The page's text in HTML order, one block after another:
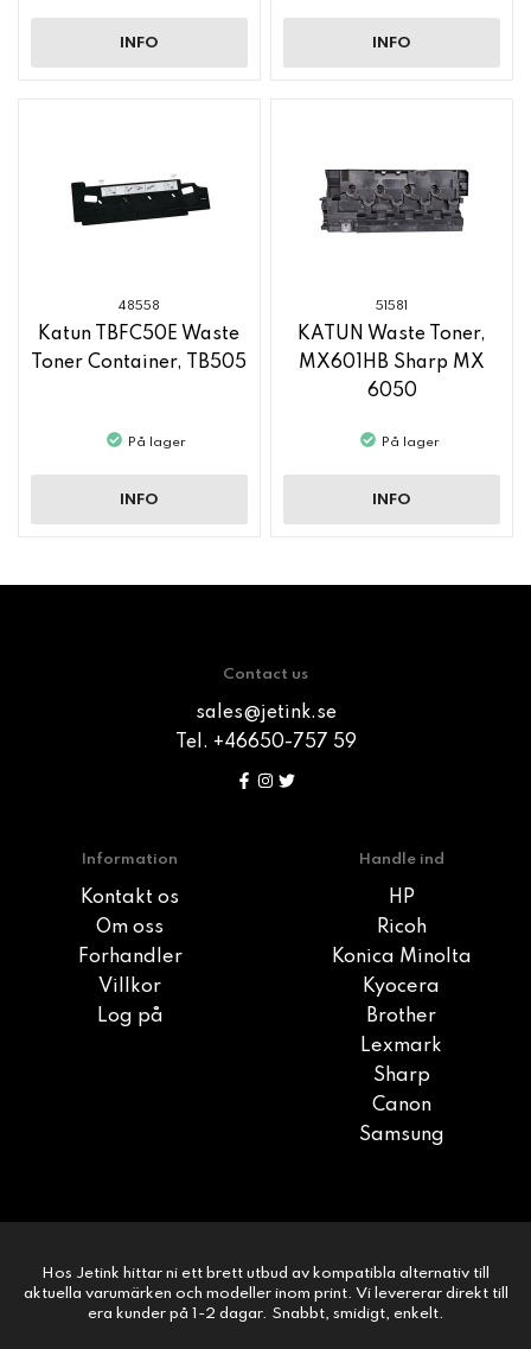
INFO INFO
48558
Katun TBFC50E Waste
Toner Container, TB505
På lager
INFO
51581
KATUN Waste Toner,
MX601HB Sharp MX
6050
På lager
INFO
Contact us
sales@jetink.se
Tel. +46650-757 59
Information
Kontakt os
Om oss
Forhandler
Villkor
Log på
Handle ind
HP
Ricoh
Konica Minolta
Kyocera
Brother
Lexmark
Sharp
Canon
Samsung
Hos Jetink hittar ni ett brett utbud av kompatibla alternativ till
aktuella varumärken och modeller inom print. Vi levererar direkt till
era kunder på 1-2 dagar. Snabbt, smidigt, enkelt.